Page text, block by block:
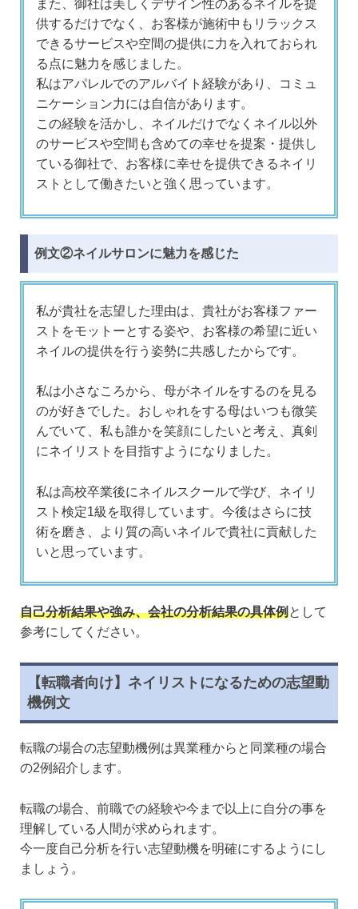
また、御社は美しくデザイン性のあるネイルを提
供するだけでなく、お客様が施術中もリラックス
できるサービスや空間の提供に力を入れておられ
る点に魅力を感じました。
私はアパレルでのアルバイト経験があり、コミュ
ニケーション力には自信があります。
この経験を活かし、ネイルだけでなくネイル以外
のサービスや空間も含めての幸せを提案・提供し
ている御社で、お客様に幸せを提供できるネイリ
ストとして働きたいと強く思っています。
例文②ネイルサロンに魅力を感じた
私が貴社を志望した理由は、貴社がお客様ファー
ストをモットーとする姿や、お客様の希望に近い
ネイルの提供を行う姿勢に共感したからです。
私は小さなころから、母がネイルをするのを見る
のが好きでした。おしゃれをする母はいつも微笑
んでいて、私も誰かを笑顔にしたいと考え、真剣
にネイリストを目指すようになりました。
私は高校卒業後にネイルスクールで学び、ネイリ
スト検定1級を取得しています。今後はさらに技
術を磨き、より質の高いネイルで貴社に貢献した
いと思っています。
自己分析結果や強み、会社の分析結果の具体例として
参考にしてください。
【転職者向け】ネイリストになるための志望動
機例文
転職の場合の志望動機例は異業種からと同業種の場合
の2例紹介します。
転職の場合、前職での経験や今まで以上に自分の事を
理解している人間が求められます。
今一度自己分析を行い志望動機を明確にするようにし
ましょう。